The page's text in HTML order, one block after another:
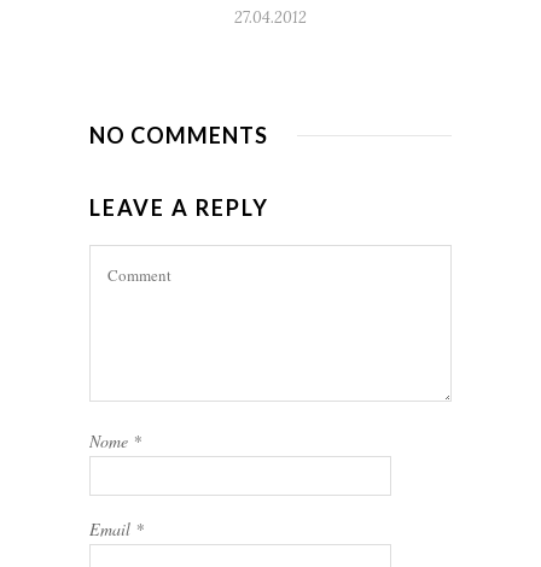
27.04.2012
NO COMMENTS
LEAVE A REPLY
Nome *
Email *